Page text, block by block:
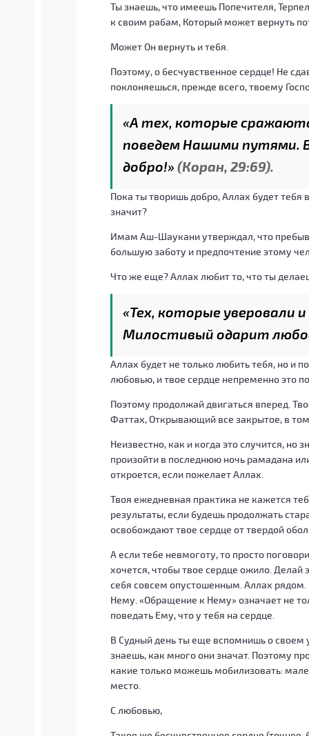
Ты знаешь, что имеешь Попечителя,
к своим рабам, Который может вернуть
Может Он вернуть и тебя.
Поэтому, о бесчувственное сердце! Не
поклоняешься, прежде всего, твоему
«А тех, которые
поведем Нашими путями.
добро!» (Коран, 29:69).
Пока ты творишь добро, Аллах будет тебя
значит?
Имам Аш-Шаукани утверждал, что
большую заботу и предпочтение этому
Что же еще? Аллах любит то, что ты
«Тех, которые уверовали
Милостивый одарит
Аллах будет не только любить тебя, но и
любовью, и твое сердце непременно это
Поэтому продолжай двигаться вперед.
Фаттах, Открывающий все закрытое, в
Неизвестно, как и когда это случится, но
произойти в последнюю ночь рамадана
откроется, если пожелает Аллах.
Твоя ежедневная практика не кажется
результаты, если будешь продолжать
освобождают твое сердце от твердой
А если тебе невмоготу, то просто
хочется, чтобы твое сердце ожило.
себя совсем опустошенным. Аллах
Нему. «Обращение к Нему» означает не
поведать Ему, что у тебя на сердце.
В Судный день ты еще вспомнишь о своем
знаешь, как много они значат. Поэтому
какие только можешь мобилизовать:
место.
С любовью,